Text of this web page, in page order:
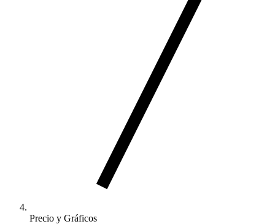
Precio y Gráficos